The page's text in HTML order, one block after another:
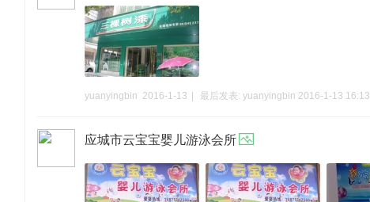
yuanyingbin 2016-1-13 最后发表: yuanyingbin 2016-1-13 16:13
应城市云宝宝婴儿游泳会所